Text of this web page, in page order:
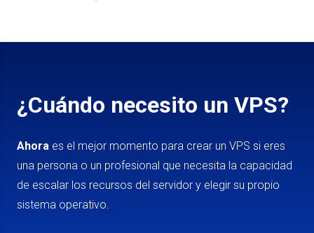
¿Cuándo necesito un VPS?
Ahora es el mejor momento para crear un VPS si eres
una persona o un profesional que necesita la capacidad
de escalar los recursos del servidor y elegir su propio
sistema operativo.